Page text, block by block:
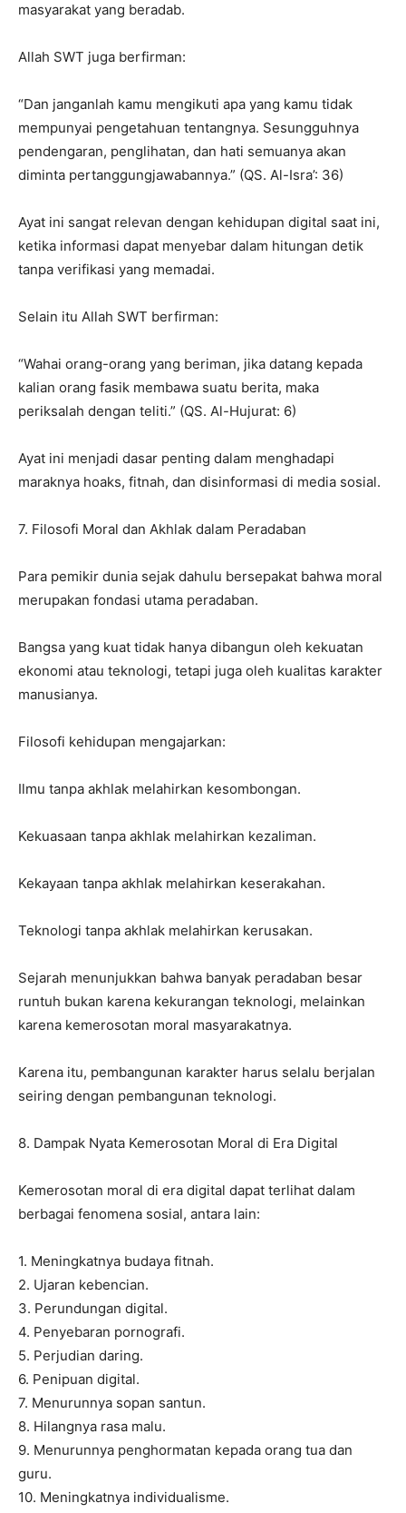
masyarakat yang beradab.
Allah SWT juga berfirman:
“Dan janganlah kamu mengikuti apa yang kamu tidak
mempunyai pengetahuan tentangnya. Sesungguhnya
pendengaran, penglihatan, dan hati semuanya akan
diminta pertanggungjawabannya.” (QS. Al-Isra’: 36)
Ayat ini sangat relevan dengan kehidupan digital saat ini,
ketika informasi dapat menyebar dalam hitungan detik
tanpa verifikasi yang memadai.
Selain itu Allah SWT berfirman:
“Wahai orang-orang yang beriman, jika datang kepada
kalian orang fasik membawa suatu berita, maka
periksalah dengan teliti.” (QS. Al-Hujurat: 6)
Ayat ini menjadi dasar penting dalam menghadapi
maraknya hoaks, fitnah, dan disinformasi di media sosial.
7. Filosofi Moral dan Akhlak dalam Peradaban
Para pemikir dunia sejak dahulu bersepakat bahwa moral
merupakan fondasi utama peradaban.
Bangsa yang kuat tidak hanya dibangun oleh kekuatan
ekonomi atau teknologi, tetapi juga oleh kualitas karakter
manusianya.
Filosofi kehidupan mengajarkan:
Ilmu tanpa akhlak melahirkan kesombongan.
Kekuasaan tanpa akhlak melahirkan kezaliman.
Kekayaan tanpa akhlak melahirkan keserakahan.
Teknologi tanpa akhlak melahirkan kerusakan.
Sejarah menunjukkan bahwa banyak peradaban besar
runtuh bukan karena kekurangan teknologi, melainkan
karena kemerosotan moral masyarakatnya.
Karena itu, pembangunan karakter harus selalu berjalan
seiring dengan pembangunan teknologi.
8. Dampak Nyata Kemerosotan Moral di Era Digital
Kemerosotan moral di era digital dapat terlihat dalam
berbagai fenomena sosial, antara lain:
1. Meningkatnya budaya fitnah.
2. Ujaran kebencian.
3. Perundungan digital.
4. Penyebaran pornografi.
5. Perjudian daring.
6. Penipuan digital.
7. Menurunnya sopan santun.
8. Hilangnya rasa malu.
9. Menurunnya penghormatan kepada orang tua dan
guru.
10. Meningkatnya individualisme.